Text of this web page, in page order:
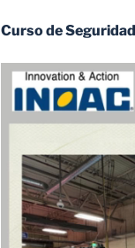
Curso de